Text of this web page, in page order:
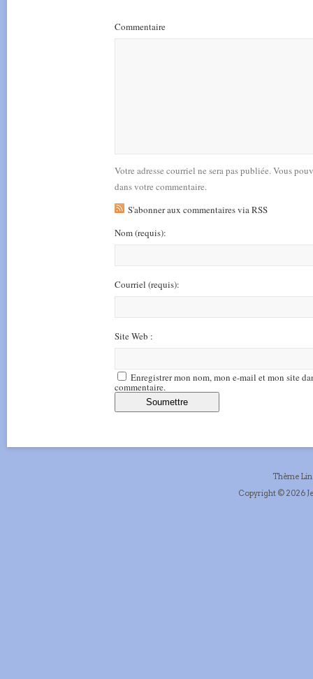
Commentaire
Votre adresse courriel ne sera pas publiée. Vous
dans votre commentaire.
S'abonner aux commentaires via RSS
Nom(requis):
Courriel (requis):
Site Web :
Enregistrer mon nom, mon e-mail et mon site
commentaire.
Thème
Copyright © 2026